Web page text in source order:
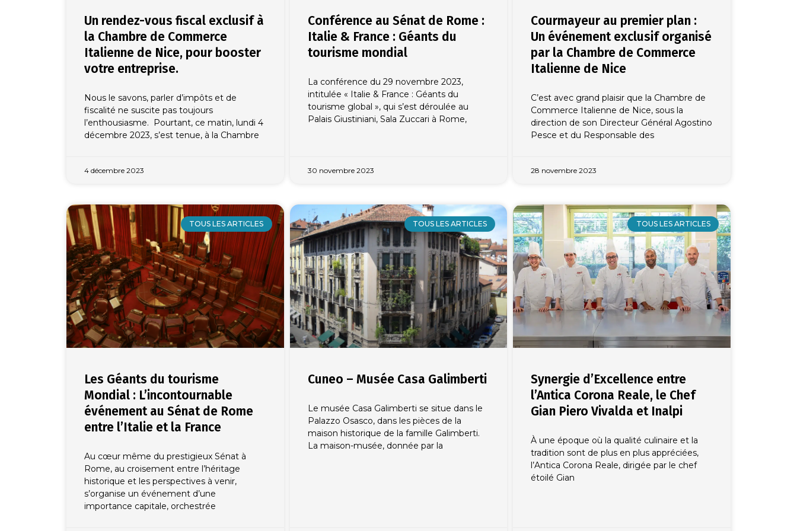
Un rendez-vous fiscal exclusif à
la Chambre de Commerce
Italienne de Nice, pour booster
votre entreprise.
Nous le savons, parler d’impôts et de
fiscalité ne suscite pas toujours
l’enthousiasme. Pourtant, ce matin, lundi 4
décembre 2023, s’est tenue, à la Chambre
4 décembre 2023
Conférence au Sénat de Rome :
Italie & France : Géants du
tourisme mondial
La conférence du 29 novembre 2023,
intitulée « Italie & France : Géants du
tourisme global », qui s’est déroulée au
Palais Giustiniani, Sala Zuccari à Rome,
30 novembre 2023
Courmayeur au premier plan :
Un événement exclusif organisé
par la Chambre de Commerce
Italienne de Nice
C’est avec grand plaisir que la Chambre de
Commerce Italienne de Nice, sous la
direction de son Directeur Général Agostino
Pesce et du Responsable des
28 novembre 2023
TOUS LES ARTICLES
Les Géants du tourisme
Mondial : L’incontournable
événement au Sénat de Rome
entre l’Italie et la France
Au cœur même du prestigieux Sénat à
Rome, au croisement entre l’héritage
historique et les perspectives à venir,
s’organise un événement d’une
importance capitale, orchestrée
TOUS LES ARTICLES
Cuneo – Musée Casa Galimberti
Le musée Casa Galimberti se situe dans le
Palazzo Osasco, dans les pièces de la
maison historique de la famille Galimberti.
La maison-musée, donnée par la
TOUS LES ARTICLES
Synergie d’Excellence entre
l’Antica Corona Reale, le Chef
Gian Piero Vivalda et Inalpi
À une époque où la qualité culinaire et la
tradition sont de plus en plus appréciées,
l’Antica Corona Reale, dirigée par le chef
étoilé Gian